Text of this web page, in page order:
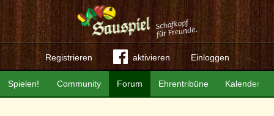
Registrieren aktivieren Einloggen
Community Forum Ehrentribüne Kalender
Spielen!